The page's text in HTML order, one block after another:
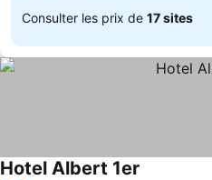
Consulter les prix de 17 sites
Hotel Albert 1er